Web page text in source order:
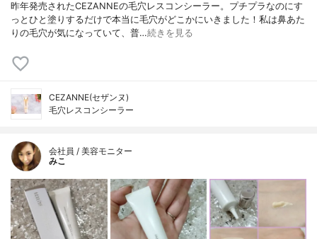
昨年発売されたCEZANNEの毛穴レスコンシーラー。プチプラなのにす
っとひと塗りするだけで本当に毛穴がどこかにいきました！私は鼻あた
りの毛穴が気になっていて、普…続きを見る
CEZANNE(セザンヌ)
毛穴レスコンシーラー
会社員 / 美容モニター
みこ